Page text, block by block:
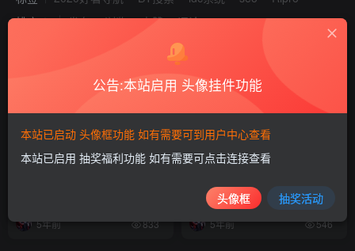
排序
发布 浏览 点赞 评论
【白嫖资源】柚子阅读1.0.4
5年前 833
【资源分享】免费小说无广免
免费资源 实用软件
5年前 546
公告:本站启用 头像挂件功能
本站已启动 头像框功能 如有需要可到用户中心查看
本站已启用 抽奖福利功能 如有需要可点击连接查看
头像框 抽奖活动